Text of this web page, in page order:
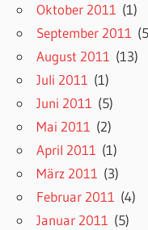
Oktober 2011 (1)
September 2011
August 2011 (13)
Juli 2011 (1)
Juni 2011 (5)
Mai 2011 (2)
April 2011 (1)
März 2011 (3)
Februar 2011 (4)
Januar 2011 (5)